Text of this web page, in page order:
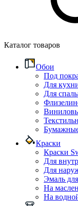
Каталог товаров
Обои
Под
Для
Для
Краски
Краски
Для
Для
Эмаль
На
На